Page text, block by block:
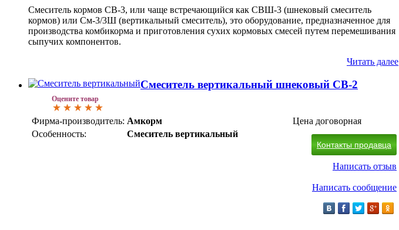
Смеситель кормов СВ-3, или чаще встречающийся как СВШ-3 (шнековый смеситель
кормов) или См-3/3Ш (вертикальный смеситель), это оборудование, предназначенное для
производства комбикорма и приготовления сухих кормовых смесей путем перемешивания
сыпучих компонентов.
Читать далее
Оцените товар
Смеситель вертикальный шнековый СВ-2
Фирма-производитель: Амкорм
Особенность:
Смеситель вертикальный
Цена договорная
Контакты продавца
Написать отзыв
Написать сообщение